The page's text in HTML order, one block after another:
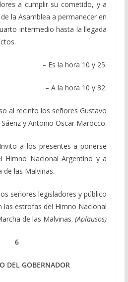
a cumplir su cometido, y a
la Asamblea a permanecer en
intermedio hasta la llegada
– Es la hora 10 y 25.
– A la hora 10 y 32.
al recinto los señores Gustavo
y Antonio Oscar Marocco.
a los presentes a ponerse
Himno Nacional Argentino y a
de las Malvinas.
señores legisladores y público
las estrofas del Himno Nacional
de las Malvinas.(Aplausos)
6
DEL GOBERNADOR